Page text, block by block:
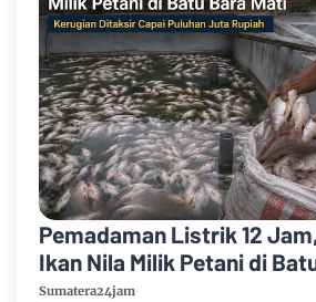
Pemadaman Listrik 12
Ikan Nila Milik Petani di
Sumatera24jam